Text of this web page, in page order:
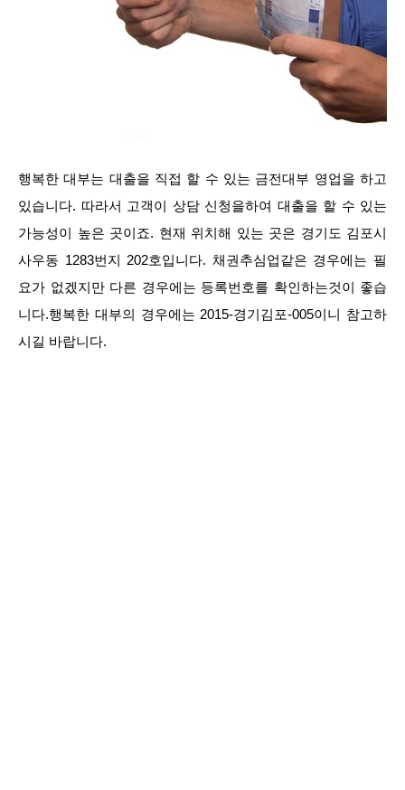
행복한 대부는 대출을 직접 할 수 있는 금전대부 영업을 하고
있습니다. 따라서 고객이 상담 신청을하여 대출을 할 수 있는
가능성이 높은 곳이죠. 현재 위치해 있는 곳은 경기도 김포시
사우동 1283번지 202호입니다. 채권추심업같은 경우에는 필
요가 없겠지만 다른 경우에는 등록번호를 확인하는것이 좋습
니다.행복한 대부의 경우에는 2015-경기김포-005이니 참고하
시길 바랍니다.